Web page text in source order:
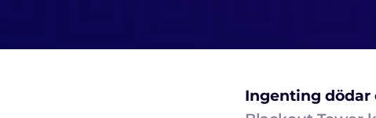
Ingenting dödar